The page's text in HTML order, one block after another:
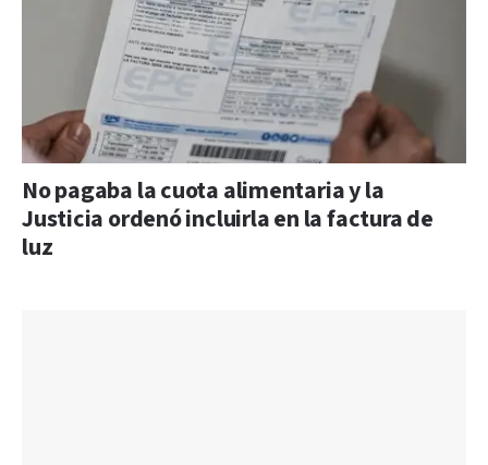
No pagaba la cuota alimentaria y la
Justicia ordenó incluirla en la factura de
luz